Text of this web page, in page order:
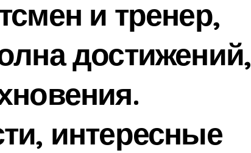
и тренер,
достижений,
интересные